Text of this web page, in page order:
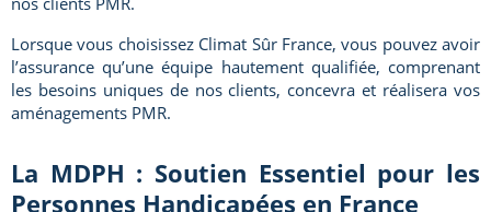
Lorsque vous choisissez Climat Sûr France, vous pouvez avoir
l’assurance qu’une équipe hautement qualifiée, comprenant
les besoins uniques de nos clients, concevra et réalisera vos
aménagements PMR.
La MDPH : Soutien Essentiel pour les
Personnes Handicapées en France